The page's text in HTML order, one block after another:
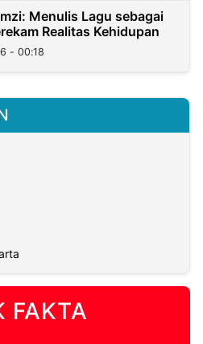
Menulis Lagu sebagai
Realitas Kehidupan
- 00:18
FAKTA